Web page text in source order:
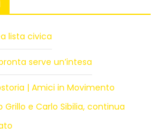
lista civica
serve un’intesa
| Amici in Movimento
Grillo e Carlo Sibilia, continua